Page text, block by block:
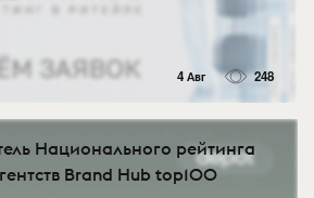
4 Авг 248
Национального рейтинга
Brand Hub top100